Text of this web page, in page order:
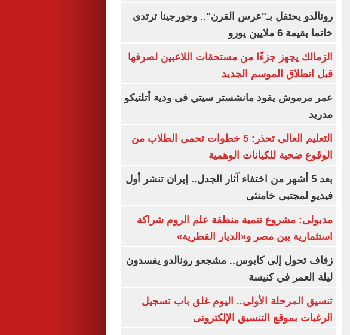
رونالدو يحتفل بـ"عرس القرن".. وجورجينا ترتدى
خاتما بقيمة 6 ملايين يورو
الزمالك يجهز جزءًا من مستحقات اللاعبين لصرفها
قبل انطلاق الموسم الجديد
عمر مرموش يقود مانشستر سيتي فى ودية أتلتيكو
مدريد
التعليم العالى تحذر: 5 خطوات تحمى الطلاب من
الوقوع ضحية للكيانات الوهمية
بعد 5 أشهر من اختفاء آثار الجدل.. إيران تنشر أول
فيديو لمجتبى خامنئى
مدبولى: مشروع تنمية منطقة علم الروم شراكة
استثمارية بين مصر و«الديار القطرية»
زفاف تحول إلى كابوس.. مشجعو رونالدو يفسدون
ليلة العمر في كنيسة
تنسيق المرحلة الأولى.. اليوم غلق باب تسجيل
الرغبات بموقع التنسيق الإلكترونى